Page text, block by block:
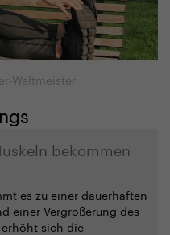
Weltmeister
bekommen
es zu einer dauerhaften
einer Vergrößerung des
sich die